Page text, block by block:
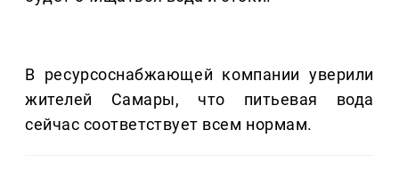
В ресурсоснабжающей компании уверили
жителей Самары, что питьевая вода
сейчас соответствует всем нормам.